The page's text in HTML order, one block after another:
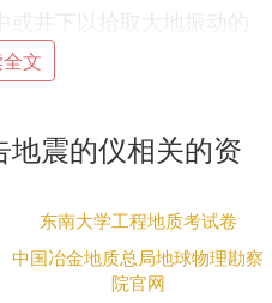
井下以拾取大地振动的
质是将机械振动转换为电
震仪器主要有:动圈式地
式检波器主要用于海洋
常用的震源为圆柱状成
有能量强、所激发的地
文
震的仪相关的资
东南大学工程地质考试卷
中国冶金地质总局地球物理勘察
院官网